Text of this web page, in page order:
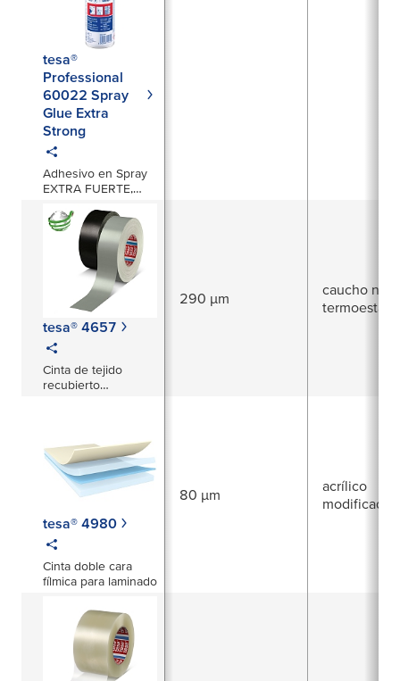
tesa®
Professional
60022 Spray
Glue Extra
Strong
Adhesivo en Spray
EXTRA FUERTE,
tesa® 4657
Cinta de tejido
recubierto
290 µm
caucho
tesa® 4980
Cinta doble cara
fílmica para laminado
80 µm
acrílico
modificado